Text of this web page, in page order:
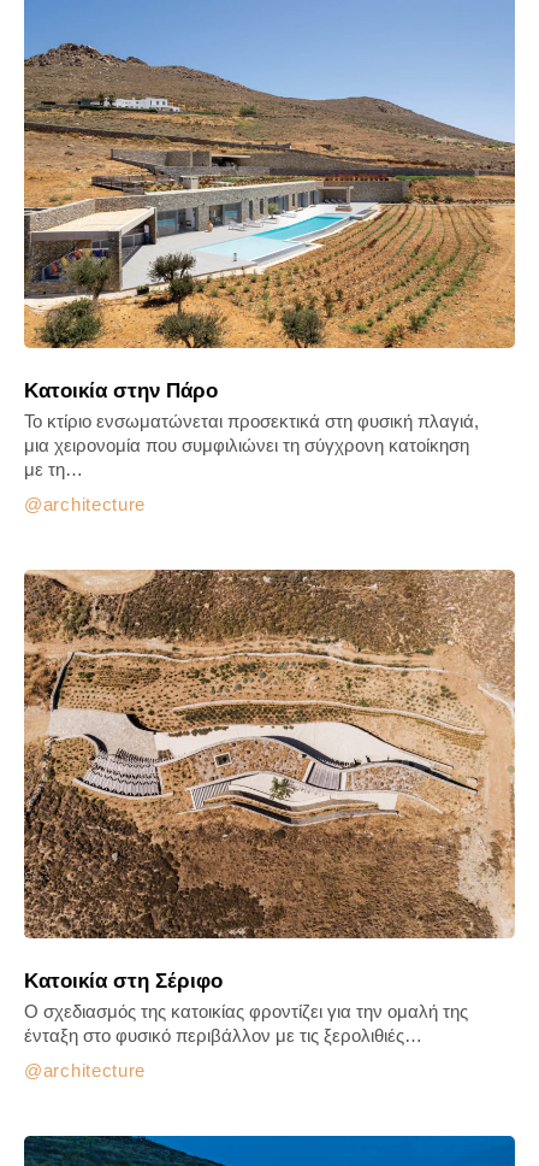
Κατοικία στην Πάρο
architecture
Το κτίριο ενσωματώνεται προσεκτικά στη φυσική πλαγιά,
μια χειρονομία που συμφιλιώνει τη σύγχρονη κατοίκηση
με τη…
Κατοικία στη Σέριφο
architecture
Ο σχεδιασμός της κατοικίας φροντίζει για την ομαλή της
ένταξη στο φυσικό περιβάλλον με τις ξερολιθιές…